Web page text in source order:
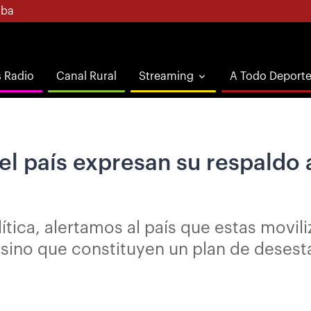
Radio Canal Rural Streaming A Todo Deporte
país expresan su respaldo
alertamos al país que estas
que constituyen un plan de